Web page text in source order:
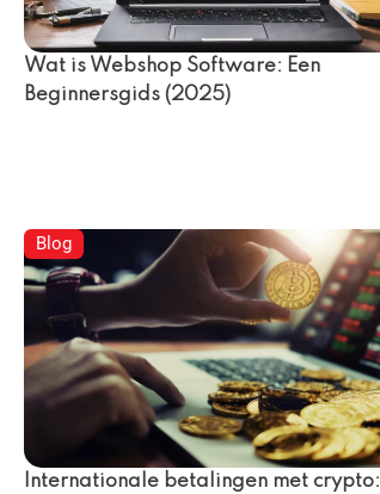
Wat is Webshop Software: Een
Beginnersgids (2025)
Blog
Internationale betalingen met crypto: